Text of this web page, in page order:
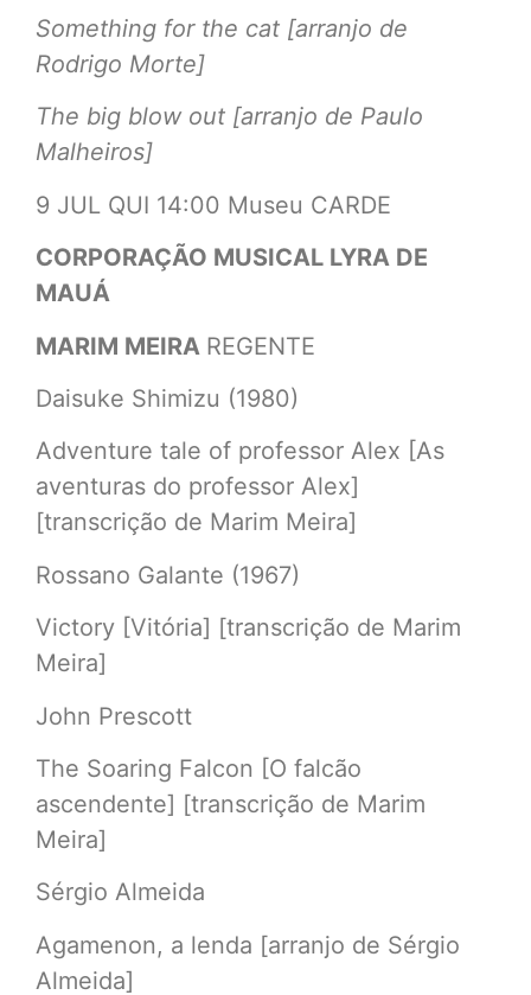
Something for the cat [arranjo de
Rodrigo Morte]
The big blow out [arranjo de Paulo
Malheiros]
9 JUL QUI 14:00 Museu CARDE
CORPORAÇÃO MUSICAL LYRA DE
MAUÁ
MARIM MEIRA REGENTE
Daisuke Shimizu (1980)
Adventure tale of professor Alex [As
aventuras do professor Alex]
[transcrição de Marim Meira]
Rossano Galante (1967)
Victory [Vitória] [transcrição de Marim
Meira]
John Prescott
The Soaring Falcon [O falcão
ascendente] [transcrição de Marim
Meira]
Sérgio Almeida
Agamenon, a lenda [arranjo de Sérgio
Almeida]